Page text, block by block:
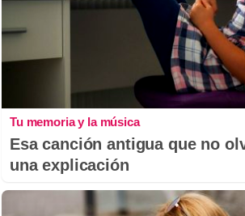
Tu memoria y la música
Esa canción antigua que no
una explicación